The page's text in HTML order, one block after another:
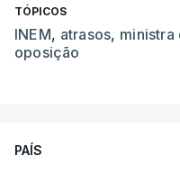
TÓPICOS
INEM, atrasos, ministra
oposição
PAÍS